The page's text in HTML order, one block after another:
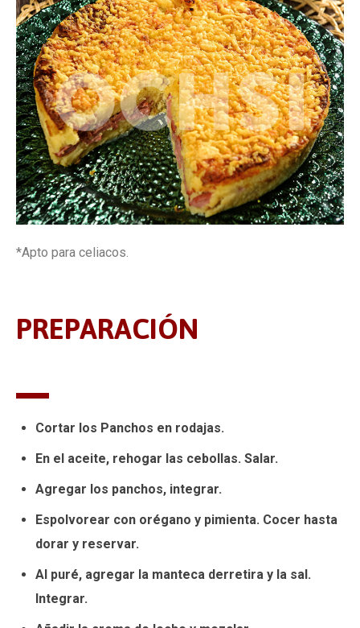
*Apto para celiacos.
PREPARACIÓN
Cortar los Panchos en rodajas.
En el aceite, rehogar las cebollas. Salar.
Agregar los panchos, integrar.
Espolvorear con orégano y pimienta. Cocer hasta
dorar y reservar.
Al puré, agregar la manteca derretira y la sal.
Integrar.